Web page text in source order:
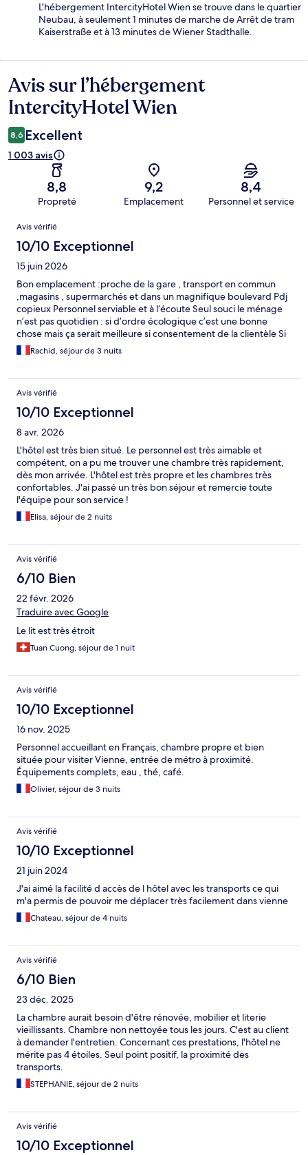
L'hébergement IntercityHotel Wien se trouve dans le quartier
Neubau, à seulement 1 minutes de marche de Arrêt de tram
Kaiserstraße et à 13 minutes de Wiener Stadthalle.
Avis
Avis sur l’hébergement
IntercityHotel Wien
8,6 Excellent
1 003 avis
8,8
Propreté
9,2
Emplacement
8,4
Personnel et service
Avis
Avis vérifié
10/10 Exceptionnel
15 juin 2026
Bon emplacement :proche de la gare , transport en commun
,magasins , supermarchés et dans un magnifique boulevard Pdj
copieux Personnel serviable et à l’écoute Seul souci le ménage
n’est pas quotidien : si d’ordre écologique c’est une bonne
chose mais ça serait meilleure si consentement de la clientèle Si
non on a passé un bon séjour
Rachid, séjour de 3 nuits
Avis vérifié
10/10 Exceptionnel
8 avr. 2026
L'hôtel est très bien situé. Le personnel est très aimable et
compétent, on a pu me trouver une chambre très rapidement,
dès mon arrivée. L'hôtel est très propre et les chambres très
confortables. J'ai passé un très bon séjour et remercie toute
l'équipe pour son service !
Elisa, séjour de 2 nuits
Avis vérifié
6/10 Bien
22 févr. 2026
Traduire avec Google
Le lit est très étroit
Tuan Cuong, séjour de 1 nuit
Avis vérifié
10/10 Exceptionnel
16 nov. 2025
Personnel accueillant en Français, chambre propre et bien
située pour visiter Vienne, entrée de métro à proximité.
Équipements complets, eau , thé, café.
Olivier, séjour de 3 nuits
Avis vérifié
10/10 Exceptionnel
21 juin 2024
J'ai aimé la facilité d accès de l hôtel avec les transports ce qui
m'a permis de pouvoir me déplacer très facilement dans vienne
Chateau, séjour de 4 nuits
Avis vérifié
6/10 Bien
23 déc. 2025
La chambre aurait besoin d'être rénovée, mobilier et literie
vieillissants. Chambre non nettoyée tous les jours. C'est au client
à demander l'entretien. Concernant ces prestations, l'hôtel ne
mérite pas 4 étoiles. Seul point positif, la proximité des
transports.
STEPHANIE, séjour de 2 nuits
Avis vérifié
10/10 Exceptionnel